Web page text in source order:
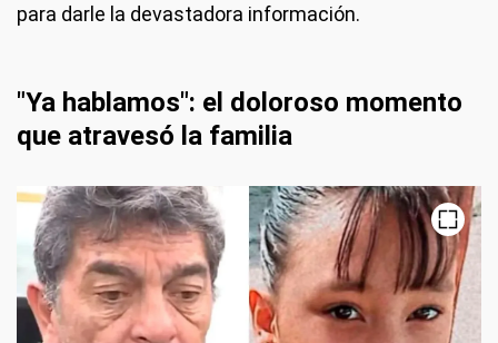
para darle la devastadora información.
"Ya hablamos": el doloroso momento
que atravesó la familia